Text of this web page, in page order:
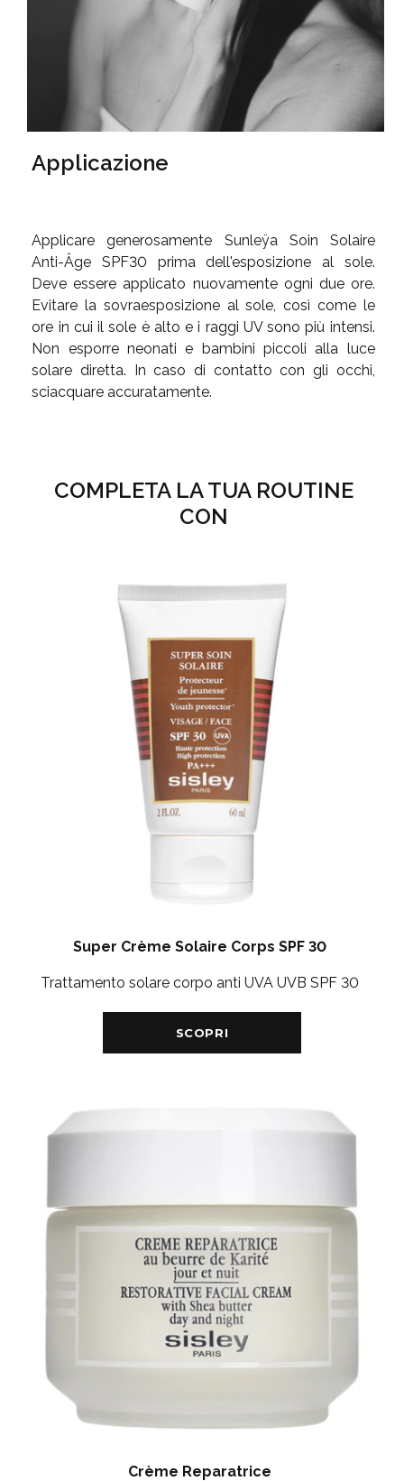
Applicazione
Applicare generosamente Sunleÿa Soin Solaire
Anti-Âge SPF30 prima dell'esposizione al sole.
Deve essere applicato nuovamente ogni due ore.
Evitare la sovraesposizione al sole, così come le
ore in cui il sole è alto e i raggi UV sono più intensi.
Non esporre neonati e bambini piccoli alla luce
solare diretta. In caso di contatto con gli occhi,
sciacquare accuratamente.
COMPLETA LA TUA ROUTINE
CON
Super Crème Solaire Corps SPF 30
Trattamento solare corpo anti UVA UVB SPF 30
SCOPRI
Crème Reparatrice